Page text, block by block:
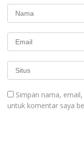
Simpan nama,
untuk komentar saya